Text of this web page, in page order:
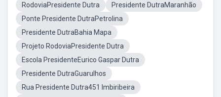
RodoviaPresidente Dutra
Presidente DutraMaranhão
Ponte Presidente DutraPetrolina
Presidente DutraBahia Mapa
Projeto RodoviaPresidente Dutra
Escola PresidenteEurico Gaspar Dutra
Presidente DutraGuarulhos
Rua Presidente Dutra451 Imbiribeira